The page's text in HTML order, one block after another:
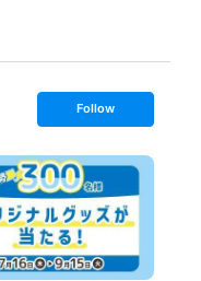
s
t
o
l
l
o
w
Follow